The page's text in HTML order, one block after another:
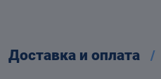
Доставка и оплата